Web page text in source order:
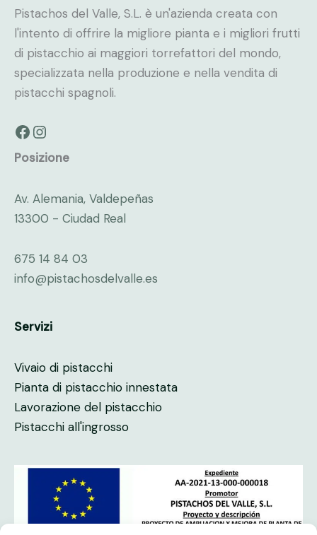
Pistachos del Valle, S.L. è un'azienda creata con
l'intento di offrire la migliore pianta e i migliori frutti
di pistacchio ai maggiori torrefattori del mondo,
specializzata nella produzione e nella vendita di
pistacchi spagnoli.
Facebook
Instagram
Posizione
Av. Alemania, Valdepeñas
13300 - Ciudad Real
675 14 84 03
info@pistachosdelvalle.es
Servizi
Vivaio di pistacchi
Pianta di pistacchio innestata
Lavorazione del pistacchio
Pistacchi all'ingrosso